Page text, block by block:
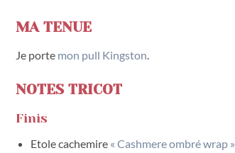
MA TENUE
Je porte mon pull Kingston
NOTES TRICOT
Finis
Etole cachemire « Cashmere ombré wrap »